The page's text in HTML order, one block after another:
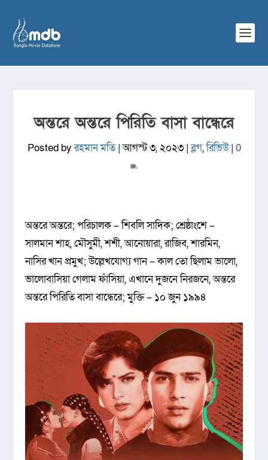
অন্তরে অন্তরে পিরিতি বাসা বান্ধেরে
Posted byরহমান মতি|আগস্ট ৩, ২০২৩|ব্লগ,রিভিউ| 0
অন্তরে অন্তরে; পরিচালক – শিবলি সাদিক; শ্রেষ্ঠাংশে –
সালমান শাহ, মৌসুমী, শশী, আনোয়ারা, রাজিব, শারমিন,
নাসির খান প্রমুখ; উল্লেখযোগ্য গান – কাল তো ছিলাম ভালো,
ভালোবাসিয়া গেলাম ফাঁসিয়া, এখানে দুজনে নিরজনে, অন্তরে
অন্তরে পিরিতি বাসা বান্ধেরে; মুক্তি – ১০ জুন ১৯৯৪